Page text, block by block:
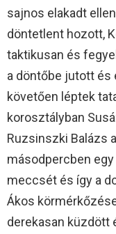
sajnos elakadt
döntetlent hozott,
taktikusan és
a döntőbe jutott és
követően léptek
korosztályban
Ruzsinszki Balázs
másodpercben
meccsét és így a
Ákos
derekasan küzdött